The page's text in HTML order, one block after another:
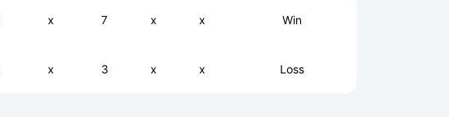
x 7 x x Win
x 3 x x Loss